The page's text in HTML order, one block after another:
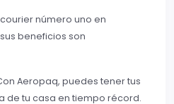
número uno en
beneficios son
Aeropaq, puedes tener tus
de tu casa en tiempo récord.